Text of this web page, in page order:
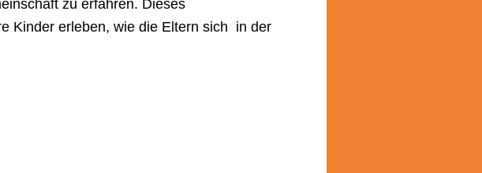
zu erfahren. Dieses
Kinder erleben, wie die Eltern sich in der